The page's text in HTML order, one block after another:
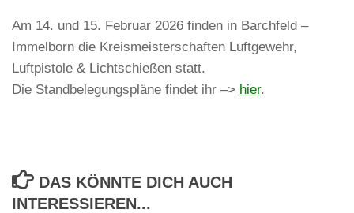
Am 14. und 15. Februar 2026 finden in Barchfeld –
Immelborn die Kreismeisterschaften Luftgewehr,
Luftpistole & Lichtschießen statt.
Die Standbelegungspläne findet ihr –> hier.
DAS KÖNNTE DICH AUCH
INTERESSIEREN...